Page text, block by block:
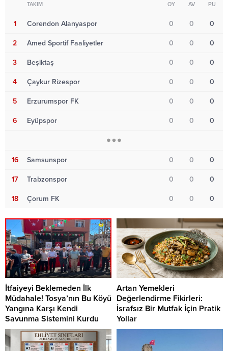
TAKIM OY AV PU
1 Corendon Alanyaspor 0 0 0
2 Amed Sportif Faaliyetler 0 0 0
3 Beşiktaş 0 0 0
4 Çaykur Rizespor 0 0 0
5 Erzurumspor FK 0 0 0
6 Eyüpspor 0 0 0
16 Samsunspor 0 0 0
17 Trabzonspor 0 0 0
18 Çorum FK 0 0 0
İtfaiyeyi Beklemeden İlk
Müdahale! Tosya’nın Bu Köyü
Yangına Karşı Kendi
Savunma Sistemini Kurdu
Artan Yemekleri
Değerlendirme Fikirleri:
İsrafsız Bir Mutfak İçin Pratik
Yollar